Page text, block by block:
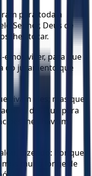
para toda a
Senhor, Deus de
lhes tocar.
viver, para que a
do juramento que
vivam eles; mas que
de água para
lhes haviam
dizendo: Por que
muito longe de